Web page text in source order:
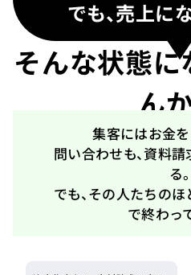
でも、売上に
そんな状態に
ん
集客にはお金を
問い合わせも、資料
る。
でも、その人たちの
で終わっ